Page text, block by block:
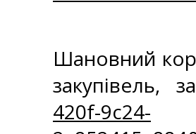
Шановний
закупівель,
420f-9c24-